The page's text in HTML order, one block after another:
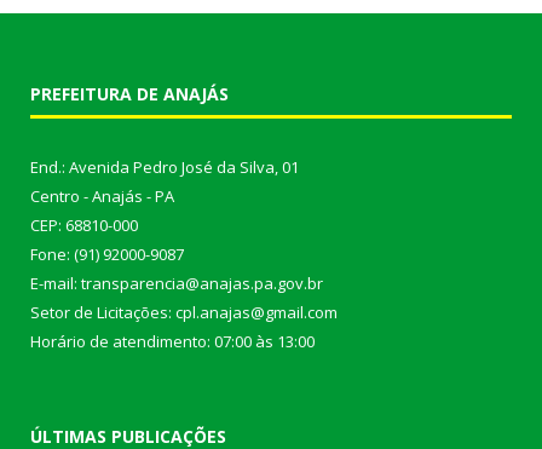
PREFEITURA DE ANAJÁS
End.: Avenida Pedro José da Silva, 01
Centro - Anajás - PA
CEP: 68810-000
Fone: (91) 92000-9087
E-mail: transparencia@anajas.pa.gov.br
Setor de Licitações: cpl.anajas@gmail.com
Horário de atendimento: 07:00 às 13:00
ÚLTIMAS PUBLICAÇÕES